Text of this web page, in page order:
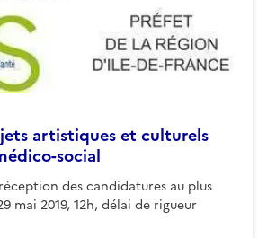
artistiques et culturels
social
des candidatures au plus
mai 2019, 12h, délai de rigueur